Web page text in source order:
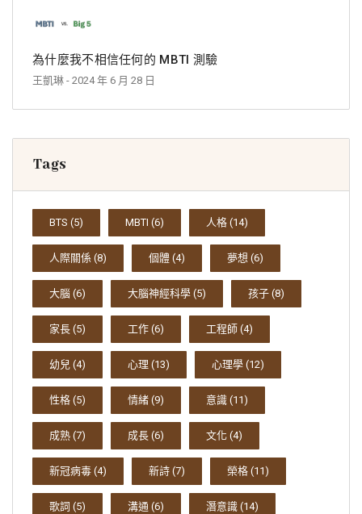
為什麼我不相信任何的 MBTI 測驗
王凱琳 - 2024 年 6 月 28 日
Tags
BTS (5) MBTI (6) 人格 (14)
人際關係 (8) 個體 (4) 夢想 (6)
大腦 (6) 大腦神經科學 (5) 孩子 (8)
家長 (5) 工作 (6) 工程師 (4)
幼兒 (4) 心理 (13) 心理學 (12)
性格 (5) 情緒 (9) 意識 (11)
成熟 (7) 成長 (6) 文化 (4)
新冠病毒 (4) 新詩 (7) 榮格 (11)
歌詞 (5) 溝通 (6) 潛意識 (14)